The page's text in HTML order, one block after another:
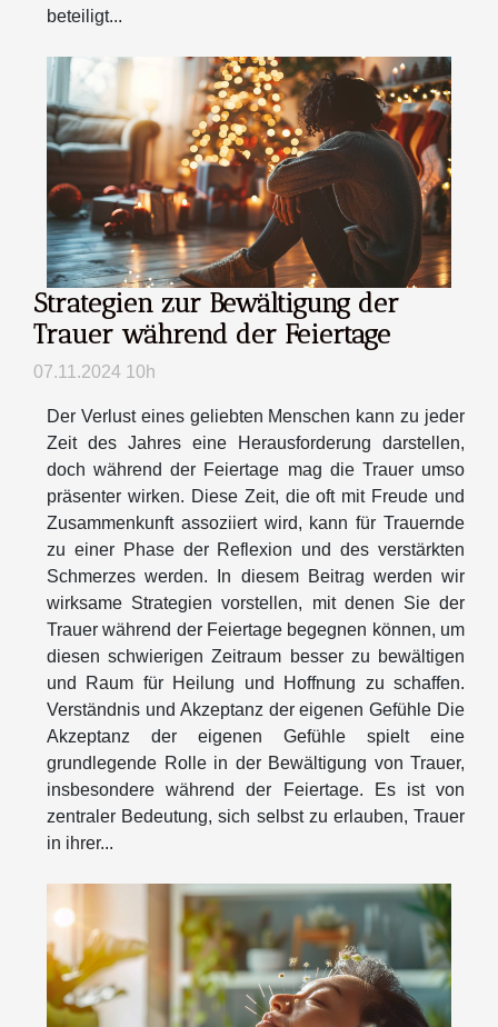
beteiligt...
Strategien zur Bewältigung der
Trauer während der Feiertage
07.11.2024 10h
Der Verlust eines geliebten Menschen kann zu jeder
Zeit des Jahres eine Herausforderung darstellen,
doch während der Feiertage mag die Trauer umso
präsenter wirken. Diese Zeit, die oft mit Freude und
Zusammenkunft assoziiert wird, kann für Trauernde
zu einer Phase der Reflexion und des verstärkten
Schmerzes werden. In diesem Beitrag werden wir
wirksame Strategien vorstellen, mit denen Sie der
Trauer während der Feiertage begegnen können, um
diesen schwierigen Zeitraum besser zu bewältigen
und Raum für Heilung und Hoffnung zu schaffen.
Verständnis und Akzeptanz der eigenen Gefühle Die
Akzeptanz der eigenen Gefühle spielt eine
grundlegende Rolle in der Bewältigung von Trauer,
insbesondere während der Feiertage. Es ist von
zentraler Bedeutung, sich selbst zu erlauben, Trauer
in ihrer...